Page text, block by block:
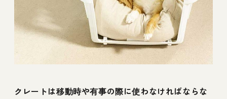
クレートは移動時や有事の際に使わなければならな